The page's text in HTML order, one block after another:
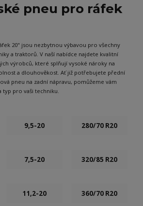
pneu pro ráfek
20" jsou nezbytnou výbavou pro všechny
a traktorů. V naší nabídce najdete kvalitní
výrobců, které splňují vysoké nároky na
a dlouhověkost. Ať již potřebujete přední
pneu na zadní nápravu, pomůžeme vám
typ pro vaši techniku.
9,5-20 280/70 R20
7,5-20 320/85 R20
11,2-20 360/70 R20